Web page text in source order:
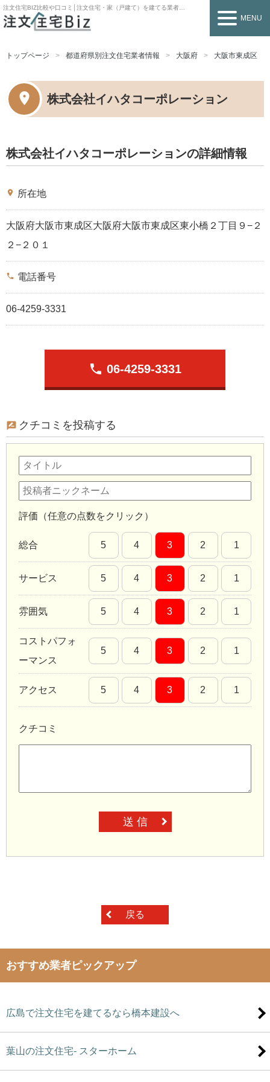
注文住宅BIZ比較や口コミ│注文住宅・家（戸建て）を建てる業者を探すなら
MENU
トップページ 都道府県別注文住宅業者情報 大阪府 大阪市東成区
株式会社イハタコーポレーション
株式会社イハタコーポレーションの詳細情報
place 所在地
大阪府大阪市東成区大阪府大阪市東成区東小橋２丁目９−２
２−２０１
phone 電話番号
06-4259-3331
phone 06-4259-3331
クチコミを投稿する
評価（任意の点数をクリック）
総合 5 4 3 2 1
サービス 5 4 3 2 1
雰囲気 5 4 3 2 1
コストパフォ
ーマンス
5 4 3 2 1
アクセス 5 4 3 2 1
クチコミ
送 信
戻る
おすすめ業者ピックアップ
広島で注文住宅を建てるなら橋本建設へ
葉山の注文住宅- スターホーム